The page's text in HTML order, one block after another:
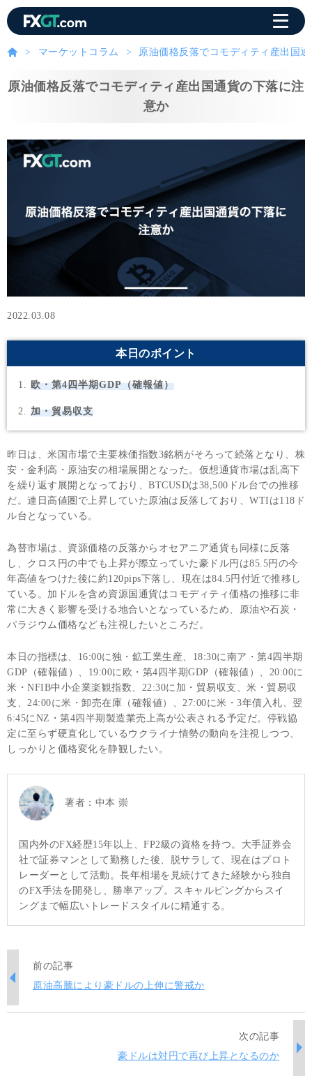
マーケットコラム 原油価格反落でコモディティ産出国
原油価格反落でコモディティ産出国通貨の下落に注
意か
2022.03.08
本日のポイント
欧・第4四半期GDP（確報値）
加・貿易収支
昨日は、米国市場で主要株価指数3銘柄がそろって続落となり、株
安・金利高・原油安の相場展開となった。仮想通貨市場は乱高下
を繰り返す展開となっており、BTCUSDは38,500ドル台での推移
だ。連日高値圏で上昇していた原油は反落しており、WTIは118ド
ル台となっている。
為替市場は、資源価格の反落からオセアニア通貨も同様に反落
し、クロス円の中でも上昇が際立っていた豪ドル円は85.5円の今
年高値をつけた後に約120pips下落し、現在は84.5円付近で推移し
ている。加ドルを含め資源国通貨はコモディティ価格の推移に非
常に大きく影響を受ける地合いとなっているため、原油や石炭・
パラジウム価格なども注視したいところだ。
本日の指標は、16:00に独・鉱工業生産、18:30に南ア・第4四半期
GDP（確報値）、19:00に欧・第4四半期GDP（確報値）、20:00に
米・NFIB中小企業楽観指数、22:30に加・貿易収支、米・貿易収
支、24:00に米・卸売在庫（確報値）、27:00に米・3年債入札、翌
6:45にNZ・第4四半期製造業売上高が公表される予定だ。停戦協
定に至らず硬直化しているウクライナ情勢の動向を注視しつつ、
しっかりと価格変化を静観したい。
著者： 中本 崇
国内外のFX経歴15年以上、FP2級の資格を持つ。大手証券会
社で証券マンとして勤務した後、脱サラして、現在はプロト
レーダーとして活動。長年相場を見続けてきた経験から独自
のFX手法を開発し、勝率アップ。スキャルピングからスイ
ングまで幅広いトレードスタイルに精通する。
前の記事
原油高騰により豪ドルの上伸に警戒か
次の記事
豪ドルは対円で再び上昇となるのか